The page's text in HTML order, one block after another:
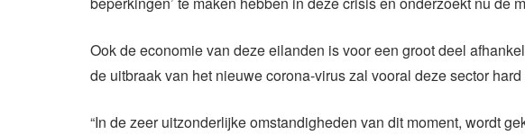
Ook de economie van deze eilanden is voor een groot deel
de uitbraak van het nieuwe corona-virus zal vooral deze sector
“In de zeer uitzonderlijke omstandigheden van dit moment, wordt